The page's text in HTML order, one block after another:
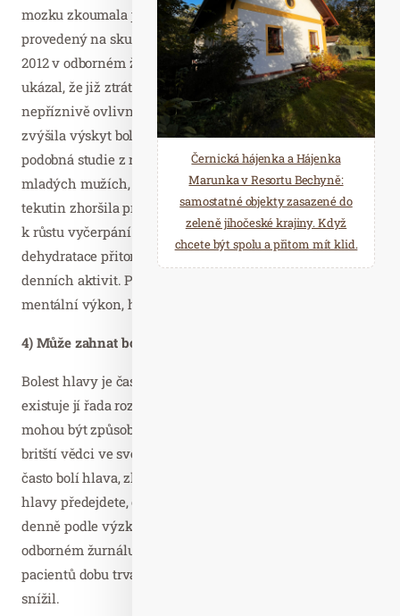
mozku zkoumala již řada studií. Například výzkum
provedený na skupině 25 mladých žen uveřejněný v roce
2012 v odborném žurnálu The Journal of Nutrition
ukázal, že již ztráta 1,36 procenta tělesných tekutin nejen
nepříznivě ovlivnila náladu a soustředění, ale navíc i
zvýšila výskyt bolestí hlavy. Obdobné výsledky přinesla i
podobná studie z roku 2011, tentokrát provedená na
mladých mužích, u nichž ztráta 1,59 procenta tělesných
tekutin zhoršila pracovní paměť zkoumaných a přispěla
k růstu vyčerpání a pocitu úzkosti. Tento stupeň
dehydratace přitom může nastat i jako následek běžných
denních aktivit. Pokud tedy chcete podávat co nejlepší
mentální výkon, hlídejte si pravidelný příjem tekutin.
4) Může zahnat bolest hlavy a zmírňuje její průběh
Bolest hlavy je častým nepříjemným problémem a
existuje jí řada rozdílných typů. Některé z nich přitom
mohou být způsobeny dehydratací, jak ostatně zjistili
britští vědci ve své studii v roku 2004. Pokud vás tedy
často bolí hlava, zkuste více pít. Ne vždy tím sice bolesti
hlavy předejdete, ovšem zvýšený příjem vody o 1,5 litru
denně podle výzkumu z roku 2005 zveřejněného v
odborném žurnálu European Journal of Neurology u
pacientů dobu trvání bolestí hlavy a migrén výrazně
snížil.
Černická hájenka a Hájenka
Marunka v Resortu Bechyně:
samostatné objekty zasazené do
zeleně jihočeské krajiny. Když
chcete být spolu a přitom mít klid.